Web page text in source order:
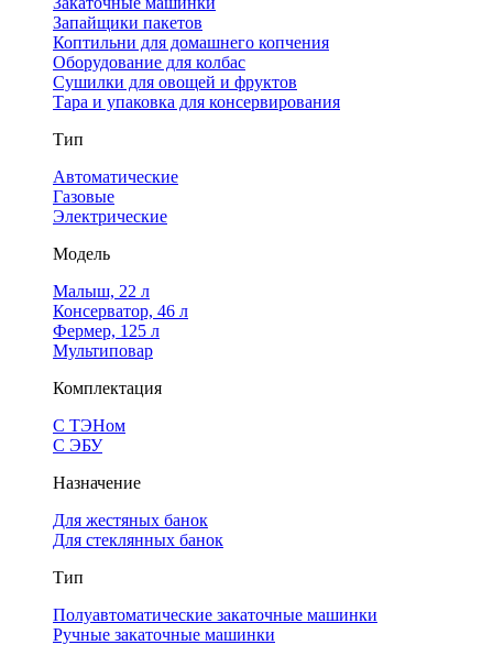
Запайщики пакетов
Коптильни для домашнего копчения
Оборудование для колбас
Сушилки для овощей и фруктов
Тара и упаковка для консервирования
Тип
Автоматические
Газовые
Электрические
Модель
Малыш, 22 л
Консерватор, 46 л
Фермер, 125 л
Мультиповар
Комплектация
С ТЭНом
С ЭБУ
Назначение
Для жестяных банок
Для стеклянных банок
Тип
Полуавтоматические закаточные машинки
Ручные закаточные машинки